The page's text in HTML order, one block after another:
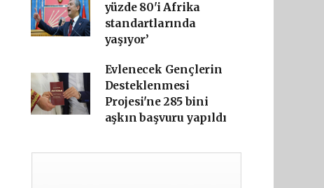
yüzde 80'i Afrika
standartlarında
yaşıyor’
Evlenecek Gençlerin
Desteklenmesi
Projesi'ne 285 bini
aşkın başvuru yapıldı